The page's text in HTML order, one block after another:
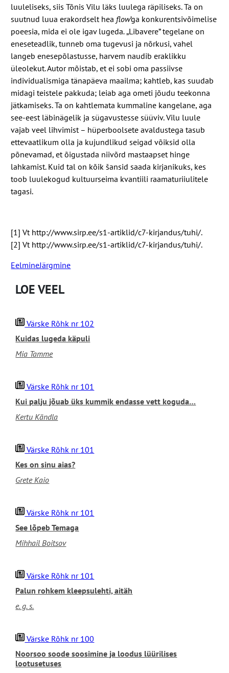
LOE VEEL
Värske Rõhk nr 102
Kuidas lugeda käpuli
Mia Tamme
Värske Rõhk nr 101
Kui palju jõuab üks kummik endasse vett koguda…
Kertu Kändla
Värske Rõhk nr 101
Kes on sinu aias?
Grete Kaio
Värske Rõhk nr 101
See lõpeb Temaga
Mihhail Boitsov
Värske Rõhk nr 101
Palun rohkem kleepsulehti, aitäh
e. g. s.
Värske Rõhk nr 100
Noorsoo soode soosimine ja loodus lüürilises
lootusetuses
luuleliseks, siis Tõnis Vilu läks luulega räpiliseks. Ta on
suutnud luua erakordselt hea flow’ga konkurentsivõimelise
poeesia, mida ei ole igav lugeda.„Libavere” tegelane on
eneseteadlik, tunneb oma tugevusi ja nõrkusi, vahel
langeb enesepõlastusse, harvem naudib eraklikku
üleolekut. Autor mõistab, et ei sobi oma passiivse
individualismiga tänapäeva maailma; kahtleb, kas suudab
midagi teistele pakkuda; leiab aga ometi jõudu teekonna
jätkamiseks. Ta on kahtlemata kummaline kangelane, aga
see-​eest läbinägelik ja sügavustesse süüviv. Vilu luule
vajab veel lihvimist – hüperboolsete avaldustega tasub
ettevaatlikum olla ja kujundlikud seigad võiksid olla
põnevamad, et õigustada niivõrd mastaapset hinge
lahkamist. Kuid tal on kõik šansid saada kirjanikuks, kes
toob luulekogud kultuurseima kvantiili raamaturiiulitele
tagasi.
[1] Vt http://​www​.sirp​.ee/​s​1 ​-​a​r​t​i​k​l​i​d​/​c​7​-​k​i​r​j​a​n​d​u​s​/​t​u​h​i​/.
[2] Vt http://​www​.sirp​.ee/​s​1 ​-​a​r​t​i​k​l​i​d​/​c​7​-​k​i​r​j​a​n​d​u​s​/​t​u​h​i​/.
EelmineJärgmine